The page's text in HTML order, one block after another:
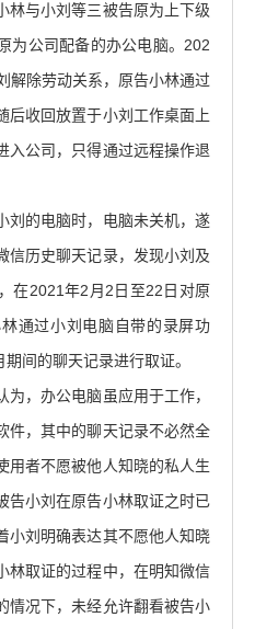
与小刘等三被告原为上下级
为公司配备的办公电脑。202
解除劳动关系，原告小林通过
后收回放置于小刘工作桌面上
入公司，只得通过远程操作退
的电脑时，电脑未关机，遂
信历史聊天记录，发现小刘及
在2021年2月2日至22日对原
通过小刘电脑自带的录屏功
间的聊天记录进行取证。
，办公电脑虽应用于工作，
件，其中的聊天记录不必然全
用者不愿被他人知晓的私人生
告小刘在原告小林取证之时已
小刘明确表达其不愿他人知晓
林取证的过程中，在明知微信
情况下，未经允许翻看被告小